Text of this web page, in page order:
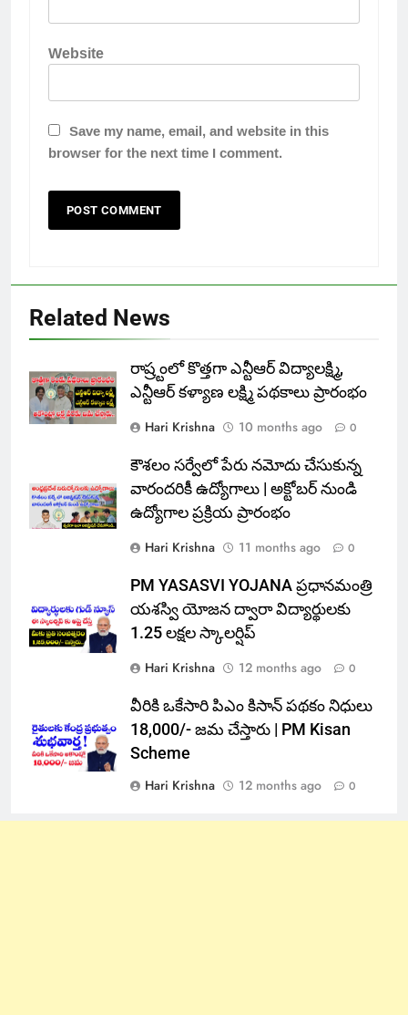
Website
Save my name, email, and website in this
browser for the next time I comment.
Related News
రాష్ర్టంలో కొత్తగా ఎన్టీఆర్ విద్యాలక్ష్మి,
ఎన్టీఆర్ కళ్యాణ లక్ష్మి పథకాలు ప్రారంభం
Hari Krishna
10 months ago 0
కౌశలం సర్వేలో పేరు నమోదు చేసుకున్న
వారందరికీ ఉద్యోగాలు | అక్టోబర్ నుండి
ఉద్యోగాల ప్రక్రియ ప్రారంభం
Hari Krishna
11 months ago 0
PM YASASVI YOJANA ప్రధానమంత్రి
యశస్వి యోజన ద్వారా విద్యార్థులకు
1.25 లక్షల స్కాలర్షిప్
Hari Krishna
12 months ago 0
వీరికి ఒకేసారి పిఎం కిసాన్ పథకం నిధులు
18,000/- జమ చేస్తారు | PM Kisan
Scheme
Hari Krishna
12 months ago 0